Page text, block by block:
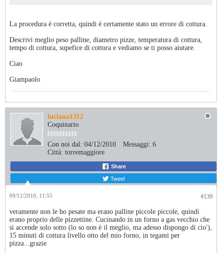
La procedura è corretta, quindi è certamente stato un errore di cottura.
Descrivi meglio peso palline, diametro pizze, temperatura di cottura,
tempo di cottura, supefice di cottura e vediamo se ti posso aiutare.
Ciao
Giampaolo
luciana1312
Coquinario
Con noi dal: 04/12/2010 Messaggi: 6
Città: torremaggiore
Share
Tweet
#139
09/12/2010, 11:55
veramente non le ho pesate ma erano palline piccole piccole, quindi
erano proprio delle pizzettine. Cucinando in un forno a gas vecchio che
si accende solo sotto (lo so non è il meglio, ma adesso dispongo di cio'),
15 minuti di cottura livello otto del mio forno, in tegami per
pizza...grazie